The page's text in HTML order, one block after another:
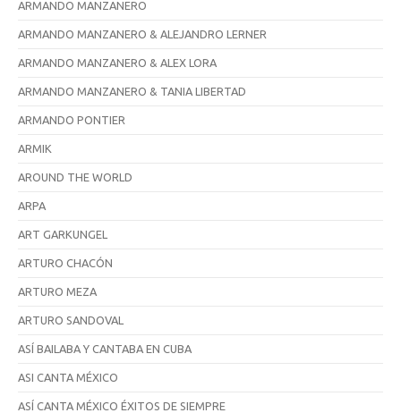
ARMANDO MANZANERO
ARMANDO MANZANERO & ALEJANDRO LERNER
ARMANDO MANZANERO & ALEX LORA
ARMANDO MANZANERO & TANIA LIBERTAD
ARMANDO PONTIER
ARMIK
AROUND THE WORLD
ARPA
ART GARKUNGEL
ARTURO CHACÓN
ARTURO MEZA
ARTURO SANDOVAL
ASÍ BAILABA Y CANTABA EN CUBA
ASI CANTA MÉXICO
ASÍ CANTA MÉXICO ÉXITOS DE SIEMPRE